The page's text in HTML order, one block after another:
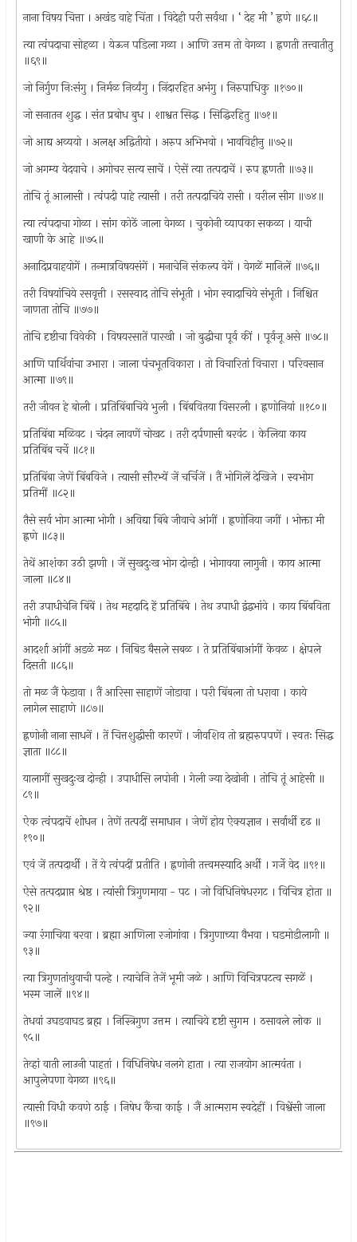
नाना विषय चित्ता । अखंड वाहे चिंता । विदेही परी सर्वथा । ‘ देह मी ’ ह्नणे ॥६८॥
त्या त्वंपदाचा सोहळा । येऊन पडिला गळा । आणि उत्तम तो वेगळा । ह्नणती तत्त्वातीतु
॥६९॥
जो निर्गुण निःसंगु । निर्मळ निर्व्यंगु । निंदारहित अभंगु । निरुपाधिकु ॥१७०॥
जो सनातन शुद्ध । संत प्रबोध बुध । शाश्वत सिद्ध । सिद्धिरहितु ॥७१॥
जो आद्य अव्ययो । अलक्ष अद्वितीयो । अरुप अभिभवो । भावविहीनु ॥७२॥
जो अगम्य वेदवाचे । अगोचर सत्य साचें । ऐसें त्या तत्पदाचें । रुप ह्नणती ॥७३॥
तोचि तूं आलासी । त्वंपदी पाहे त्यासी । तरी तत्पदाचिये रासी । वरील सीग ॥७४॥
त्या त्वंपदाचा गोळा । सांग कोठें जाला वेगळा । चुकोनी व्यापका सकळा । याची
खाणी के आहे ॥७५॥
अनादिप्रवाहयोगें । तन्मात्रविषयसंगें । मनाचेनि संकल्प वेगें । वेगळें मानिलें ॥७६॥
तरी विषयांचिये रसवृत्ती । रसस्वाद तोचि संभूती । भोग स्वादाचिये संभूती । निश्चित
जाणता तोचि ॥७७॥
तोचि दृष्टीचा विवेकी । विषयरसातें पारखी । जो बुद्धीचा पूर्व कीं । पूर्वजू असे ॥७८॥
आणि पार्थिवांचा उभारा । जाला पंचभूतविकारा । तो विचारितां विचारा । परिवसान
आत्मा ॥७९॥
तरी जीवन हे बोली । प्रतिबिंबाचिये भुली । बिंबवितया विसरली । ह्नणोनियां ॥१८०॥
प्रतिबिंबा मळिवट । चंदन लावणें चोखट । तरी दर्पणासी बरवंट । केलिया काय
प्रतिबिंब चर्चे ॥८१॥
प्रतिबिंबा जेणें बिंबविजे । त्यासी सौरभ्यें जें चर्चिजें । तैं भोगिलें देखिजे । स्वभोग
प्रतिमीं ॥८२॥
तैसे सर्व भोग आत्मा भोगी । अविद्या बिंबे जीवाचे आंगीं । ह्नणोनिया जगीं । भोक्ता मी
ह्नणे ॥८३॥
तेथें आशंका उठी झणी । जें सुखदुःख भोग दोन्ही । भोगावया लागुनी । काय आत्मा
जाला ॥८४॥
तरी उपाधीचेनि बिंबें । तेथ महदादि हें प्रतिबिंबे । तेथ उपाधी द्वंद्वभांवे । काय बिंबविता
भोगी ॥८५॥
आदर्शा आंगीं अडळे मळ । निबिड बैसले सबळ । ते प्रतिबिंबाआंगीं केवळ । क्षेपले
दिसती ॥८६॥
तो मळ जैं फेडावा । तैं आरिसा साहाणें जोडावा । परी बिंबला तो धरावा । काये
लागेल साहाणे ॥८७॥
ह्नणोनी नाना साधनें । तें चित्तशुद्धीसी कारणें । जीवशिव तो ब्रह्मरुपपणें । स्वतः सिद्ध
ज्ञाता ॥८८॥
यालागीं सुखदुःख दोन्ही । उपाधीसि लपोनी । गेली ज्या देखोनी । तोचि तूं आहेसी ॥
८९॥
ऐक त्वंपदाचें शोधन । तेणें तत्पदीं समाधान । जेणें होय ऐक्यज्ञान । सर्वार्थी दृढ ॥
१९०॥
एवं जें तत्पदार्थी । तें ये त्वंपदीं प्रतीति । ह्नणोनी तत्त्वमस्यादि अर्थी । गर्जे वेद ॥९१॥
ऐसे तत्पदप्राप्त श्रेष्ठ । त्यांसी त्रिगुणमाया - पट । जो विधिनिषेधरगट । विचित्र होता ॥
९२॥
ज्या रंगाचिया बरवा । ब्रह्मा आणिला रजोगांवा । त्रिगुणाच्या वैभवा । घडमोडीलागी ॥
९३॥
त्या त्रिगुणतांथुवाची पल्हे । त्याचेनि तेजें भूमी जळे । आणि विचित्रपटत्व सगळें ।
भस्म जालें ॥९४॥
तेधवां उघडवाघड ब्रह्म । निस्त्रिगुण उत्तम । त्याचिये दृष्टी सुगम । ठसावले लोक ॥
९५॥
तेव्हां वाती लाउनी पाहतां । विधिनिषेध नलगे हाता । त्या राजयोग आत्मवंता ।
आपुलेपणा वेगळा ॥९६॥
त्यासी विधी कवणे ठाई । निषेध कैंचा काई । जैं आत्मराम स्वदेहीं । विश्वेंसी जाला
॥९७॥